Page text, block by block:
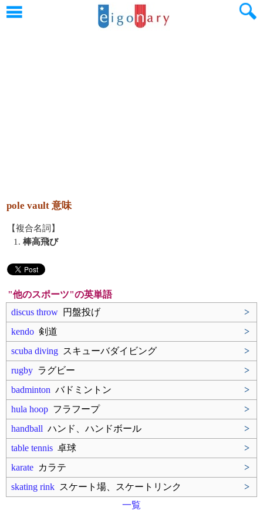
pole vault 意味
【複合名詞】
1. 棒高飛び
"他のスポーツ"の英単語
discus throw 円盤投げ
>
kendo 剣道
>
scuba diving スキューバダイビング
>
rugby ラグビー
>
badminton バドミントン
>
hula hoop フラフープ
>
handball ハンド、ハンドボール
>
table tennis 卓球
>
karate カラテ
>
skating rink スケート場、スケートリンク
>
一覧